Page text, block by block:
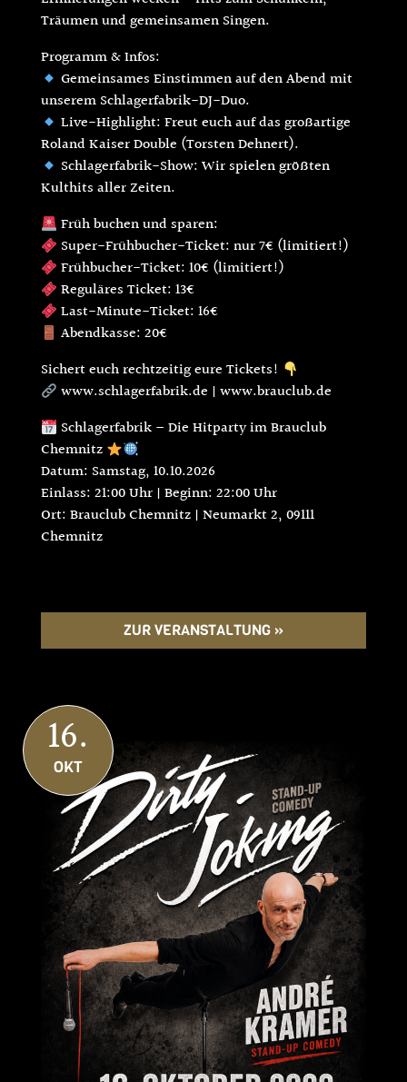
Träumen und gemeinsamen Singen.
Programm & Infos:
Gemeinsames Einstimmen auf den Abend mit
unserem Schlagerfabrik-DJ-Duo.
Live-Highlight: Freut euch auf das großartige
Roland Kaiser Double (Torsten Dehnert).
Schlagerfabrik-Show: Wir spielen größten
Kulthits aller Zeiten.
Früh buchen und sparen:
Super-Frühbucher-Ticket: nur 7€ (limitiert!)
Frühbucher-Ticket: 10€ (limitiert!)
Reguläres Ticket: 13€
Last-Minute-Ticket: 16€
Abendkasse: 20€
Sichert euch rechtzeitig eure Tickets!
www.schlagerfabrik.de | www.brauclub.de
Schlagerfabrik – Die Hitparty im Brauclub
Chemnitz
Datum: Samstag, 10.10.2026
Einlass: 21:00 Uhr | Beginn: 22:00 Uhr
Ort: Brauclub Chemnitz | Neumarkt 2, 09111
Chemnitz
ZUR VERANSTALTUNG »
16.
OKT